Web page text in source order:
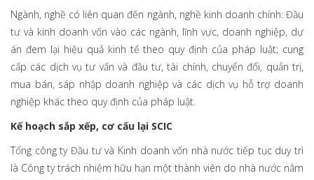
Ngành, nghề có liên quan đến ngành, nghề kinh doanh chính: Đầu
tư và kinh doanh vốn vào các ngành, lĩnh vực, doanh nghiệp, dự
án đem lại hiệu quả kinh tế theo quy định của pháp luật; cung
cấp các dịch vụ tư vấn và đầu tư, tài chính, chuyển đổi, quản trị,
mua bán, sáp nhập doanh nghiệp và các dịch vụ hỗ trợ doanh
nghiệp khác theo quy định của pháp luật.
Kế hoạch sắp xếp, cơ cấu lại SCIC
Tổng công ty Đầu tư và Kinh doanh vốn nhà nước tiếp tục duy trì
là Công ty trách nhiệm hữu hạn một thành viên do nhà nước nắm